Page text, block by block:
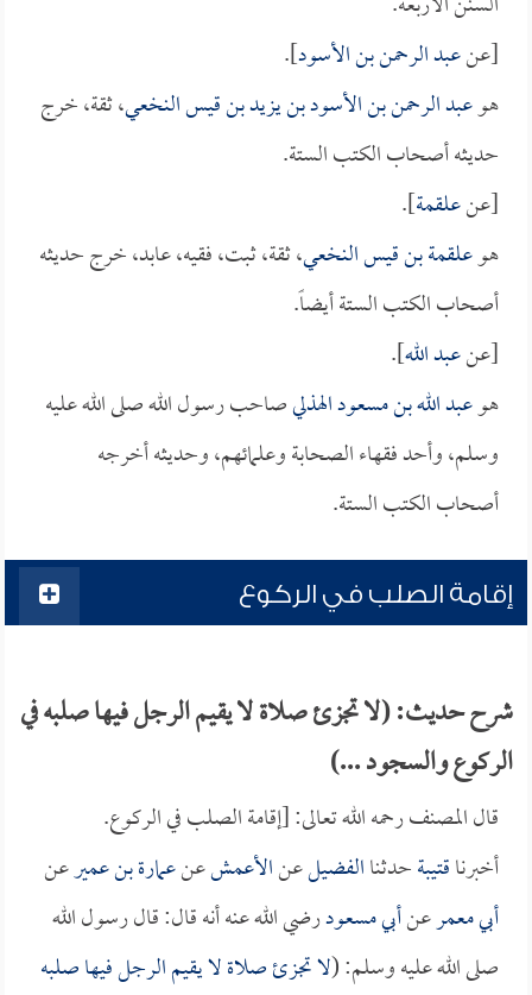
[عنعبد الرحمن بن الأسود].
هوعبد الرحمن بن الأسود بن يزيد بن قيس النخعي، ثقة، خرج
حديثه أصحاب الكتب الستة.
[عنعلقمة].
هوعلقمة بن قيس النخعي، ثقة، ثبت، فقيه، عابد، خرج حديثه
أصحاب الكتب الستة أيضاً.
[عنعبد الله].
هوعبد الله بن مسعود الهذليصاحب رسول الله صلى الله عليه
وسلم، وأحد فقهاء الصحابة وعلمائهم، وحديثه أخرجه
أصحاب الكتب الستة.
إقامة الصلب في الركوع
شرح حديث: (لا تجزئ صلاة لا يقيم الرجل فيها صلبه في
الركوع والسجود ...)
قال المصنف رحمه الله تعالى: [إقامة الصلب في الركوع.
أخبرناقتيبةحدثناالفضيلعنالأعمشعنعمارة بن عميرعن
أبي معمرعنأبي مسعودرضي الله عنه أنه قال: قال رسول الله
صلى الله عليه وسلم: (لا تجزئ صلاة لا يقيم الرجل فيها صلبه